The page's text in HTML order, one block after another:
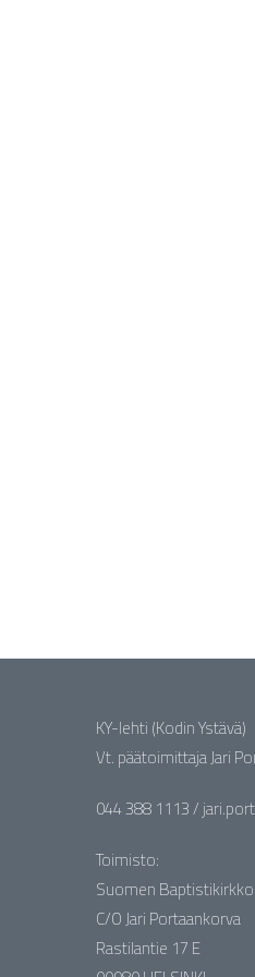
KY-lehti (Kodin Ystävä)
Vt. päätoimittaja Jari
044 388 1113 /
Toimisto:
Suomen Baptistikirkko
C/O Jari Portaankorva
Rastilantie 17 E